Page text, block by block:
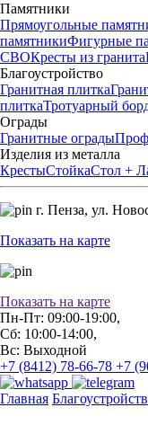
Памятники
Прямоугольные
памятникиФигурные
СВОКресты из гранита
Благоустройство
Гранитная плитка
плиткаТротуарный
Ограды
Гранитные ограды
Изделия из металла
КрестыСтойкаСтол +
г. Пенза, ул.
Показать на карте
Показать на карте
Пн-Пт: 09:00-19:00,
Сб: 10:00-14:00,
Вс: Выходной
+7 (8412) 78-66-78 +7
Главная